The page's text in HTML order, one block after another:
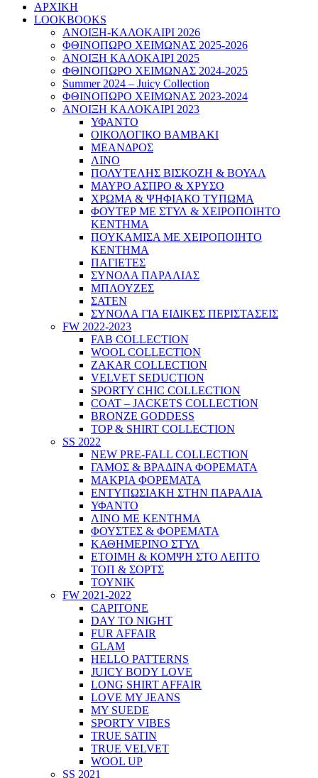
ΑΡΧΙΚΗ
LOOKBOOKS
ΑΝΟΙΞΗ-ΚΑΛΟΚΑΙΡΙ 2026
ΦΘΙΝΟΠΩΡΟ ΧΕΙΜΩΝΑΣ 2025-2026
ΑΝΟΙΞΗ ΚΑΛΟΚΑΙΡΙ 2025
ΦΘΙΝΟΠΩΡΟ ΧΕΙΜΩΝΑΣ 2024-2025
Summer 2024 – Juicy Collection
ΦΘΙΝΟΠΩΡΟ ΧΕΙΜΩΝΑΣ 2023-2024
ΑΝΟΙΞΗ ΚΑΛΟΚΑΙΡΙ 2023
ΥΦΑΝΤΟ
ΟΙΚΟΛΟΓΙΚΟ ΒΑΜΒΑΚΙ
ΜΕΑΝΔΡΟΣ
ΛΙΝΟ
ΠΟΛΥΤΕΛΗΣ ΒΙΣΚΟΖΗ & ΒΟΥΑΛ
ΜΑΥΡΟ ΑΣΠΡΟ & ΧΡΥΣΟ
ΧΡΩΜΑ & ΨΗΦΙΑΚΟ ΤΥΠΩΜΑ
ΦΟΥΤΕΡ ΜΕ ΣΤΥΛ & ΧΕΙΡΟΠΟΙΗΤΟ
ΚΕΝΤΗΜΑ
ΠΟΥΚΑΜΙΣΑ ΜΕ ΧΕΙΡΟΠΟΙΗΤΟ
ΚΕΝΤΗΜΑ
ΠΑΓΙΕΤΕΣ
ΣΥΝΟΛΑ ΠΑΡΑΛΙΑΣ
ΜΠΛΟΥΖΕΣ
ΣΑΤΕΝ
ΣΥΝΟΛΑ ΓΙΑ ΕΙΔΙΚΕΣ ΠΕΡΙΣΤΑΣΕΙΣ
FW 2022-2023
FAB COLLECTION
WOOL COLLECTION
ZAKAR COLLECTION
VELVET SEDUCTION
SPORTY CHIC COLLECTION
COAT – JACKETS COLLECTION
BRONZE GODDESS
TOP & SHIRT COLLECTION
SS 2022
NEW PRE-FALL COLLECTION
ΓΑΜΟΣ & ΒΡΑΔΙΝΑ ΦΟΡΕΜΑΤΑ
ΜΑΚΡΙΑ ΦΟΡΕΜΑΤΑ
ΕΝΤΥΠΩΣΙΑΚΗ ΣΤΗΝ ΠΑΡΑΛΙΑ
ΥΦΑΝΤΟ
ΛΙΝΟ ΜΕ ΚΕΝΤΗΜΑ
ΦΟΥΣΤΕΣ & ΦΟΡΕΜΑΤΑ
ΚΑΘΗΜΕΡΙΝΟ ΣΤΥΛ
ΕΤΟΙΜΗ & ΚΟΜΨΗ ΣΤΟ ΛΕΠΤΟ
ΤΟΠ & ΣΟΡΤΣ
ΤΟΥΝΙΚ
FW 2021-2022
CAPITONE
DAY TO NIGHT
FUR AFFAIR
GLAM
HELLO PATTERNS
JUICY BODY LOVE
LONG SHIRT AFFAIR
LOVE MY JEANS
MY SUEDE
SPORTY VIBES
TRUE SATIN
TRUE VELVET
WOOL UP
SS 2021